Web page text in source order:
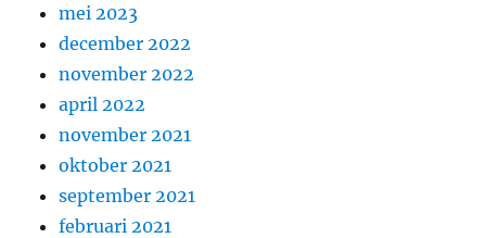
mei 2023
december 2022
november 2022
april 2022
november 2021
oktober 2021
september 2021
februari 2021